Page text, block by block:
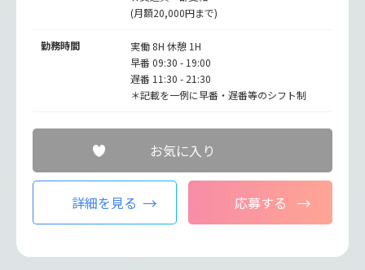
(月額20,000円まで)
勤務時間
実働 8H 休憩 1H
早番 09:30 - 19:00
遅番 11:30 - 21:30
＊記載を一例に早番・遅番等のシフト制
お気に入り
詳細を見る 応募する